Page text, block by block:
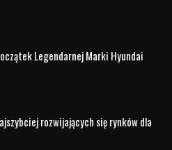
najmniej jednej z
hamowanie oraz
przy opisywaniu
używa się określonej
określonych części
A także systemów